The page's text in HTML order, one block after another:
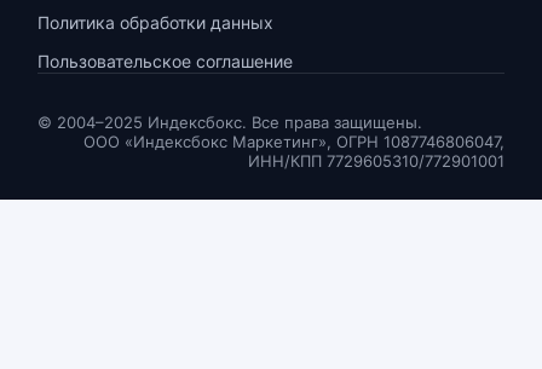
Политика обработки данных
Пользовательское соглашение
© 2004–2025 Индексбокс. Все права защищены.
ООО «Индексбокс Маркетинг», ОГРН 1087746806047,
ИНН/КПП 7729605310/772901001